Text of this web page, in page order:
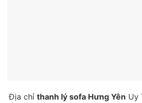
Địa chỉ thanh lý sofa Hưng Yên Uy